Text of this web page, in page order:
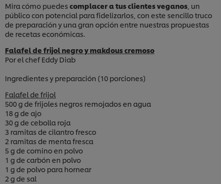
Mira cómo puedes complacer a tus clientes veganos , un
público con potencial para fidelizarlos, con este sencillo truco
de preparación y una gran opción entre nuestras propuestas
de recetas económicas.
Falafel de frijol negro y makdous cremoso
Por el chef Eddy Diab
Ingredientes y preparación (10 porciones)
Falafel de frijol
500 g de frijoles negros remojados en agua
18 g de ajo
30 g de cebolla roja
3 ramitas de cilantro fresco
2 ramitas de menta fresca
5 g de comino en polvo
1 g de carbón en polvo
1 g de polvo para hornear
2 g de sal